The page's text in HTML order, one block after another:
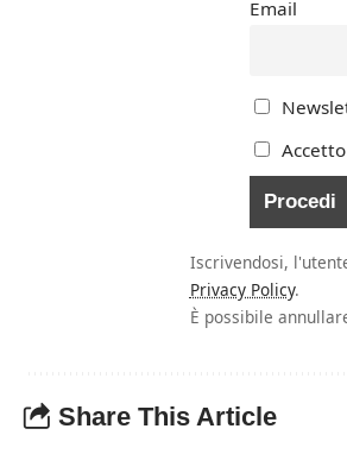
Email
Iscrivendosi,
Privacy Policy.
È possibile
Share This Article